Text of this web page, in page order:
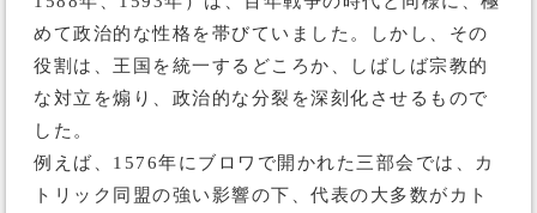
めて政治的な性格を帯びていました。しかし、その
役割は、王国を統一するどころか、しばしば宗教的
な対立を煽り、政治的な分裂を深刻化させるもので
した。
例えば、1576年にブロワで開かれた三部会では、カ
トリック同盟の強い影響の下、代表の大多数がカト